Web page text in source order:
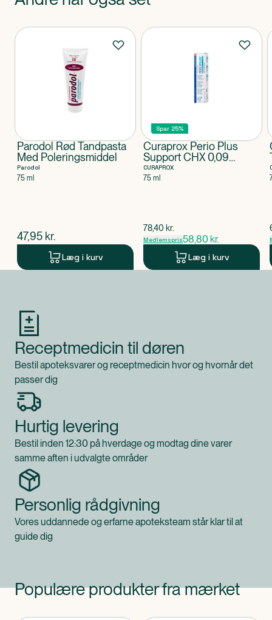
Produkter
Parodol Rød Tandpasta
Med Poleringsmiddel
Parodol
75 ml
$nuværende pris
47,95 kr.
Læg i kurv
Spar 25%
Curaprox Perio Plus
Support CHX 0,09
tandpasta
CURAPROX
75 ml
$gammel pris
78,40 kr.
Medlemspris58,80 kr.
Læg i kurv
Receptmedicin til døren
Bestil apoteksvarer og receptmedicin hvor og hvornår det
passer dig
Hurtig levering
Bestil inden 12:30 på hverdage og modtag dine varer
samme aften i udvalgte områder
Personlig rådgivning
Vores uddannede og erfarne apoteksteam står klar til at
guide dig
Populære produkter fra mærket